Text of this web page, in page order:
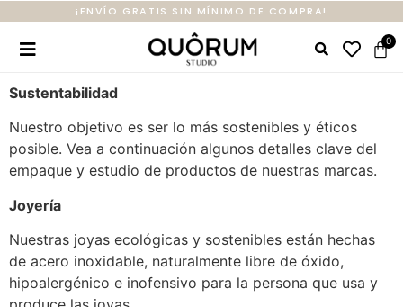
¡ENVÍO GRATIS SIN MÍNIMO DE COMPRA!
Sustentabilidad
Nuestro objetivo es ser lo más sostenibles y éticos
posible. Vea a continuación algunos detalles clave del
empaque y estudio de productos de nuestras marcas.
Joyería
Nuestras joyas ecológicas y sostenibles están hechas
de acero inoxidable, naturalmente libre de óxido,
hipoalergénico e inofensivo para la persona que usa y